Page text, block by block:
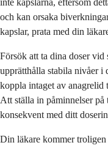
inte kapslarna, eftersom
och kan orsaka
kapslar, prata med din
Försök att ta dina doser
upprätthålla stabila nivåer i
koppla intaget av
Att ställa in påminnelser på
konsekvent med ditt
Din läkare kommer troligen